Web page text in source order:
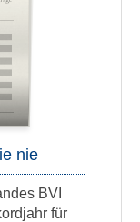
nie
BVI
für